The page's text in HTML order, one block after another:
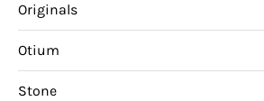
Originals
Otium
Stone